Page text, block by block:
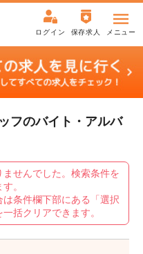
ログイン 保存求人 メニュー
フのバイト・アルバ
せんでした。検索条件を
。
条件欄下部にある「選択
括クリアできます。